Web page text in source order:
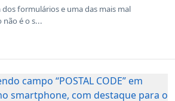
dos formulários e uma das mais mal
é o s...